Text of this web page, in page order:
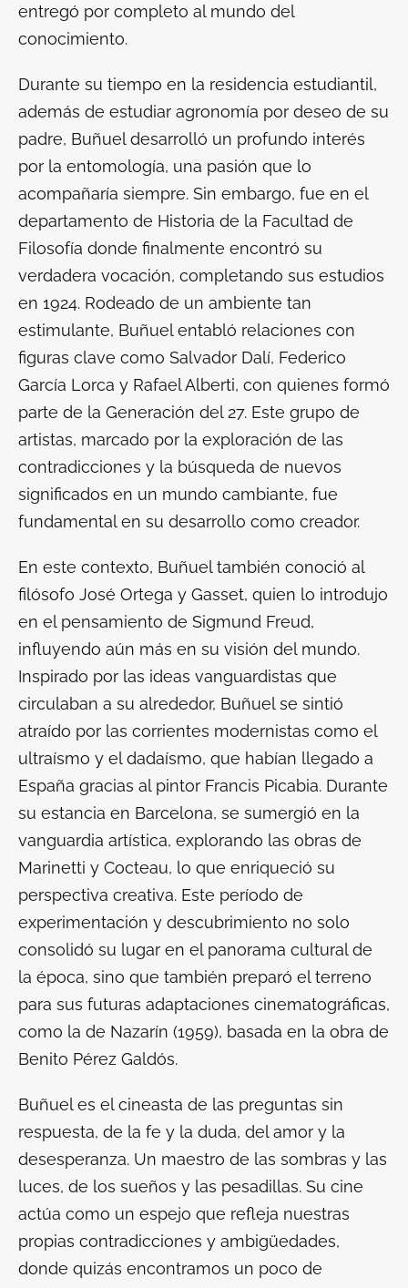
entregó por completo al mundo del
conocimiento.
Durante su tiempo en la residencia estudiantil,
además de estudiar agronomía por deseo de su
padre, Buñuel desarrolló un profundo interés
por la entomología, una pasión que lo
acompañaría siempre. Sin embargo, fue en el
departamento de Historia de la Facultad de
Filosofía donde finalmente encontró su
verdadera vocación, completando sus estudios
en 1924. Rodeado de un ambiente tan
estimulante, Buñuel entabló relaciones con
figuras clave como Salvador Dalí, Federico
García Lorca y Rafael Alberti, con quienes formó
parte de la Generación del 27. Este grupo de
artistas, marcado por la exploración de las
contradicciones y la búsqueda de nuevos
significados en un mundo cambiante, fue
fundamental en su desarrollo como creador.
En este contexto, Buñuel también conoció al
filósofo José Ortega y Gasset, quien lo introdujo
en el pensamiento de Sigmund Freud,
influyendo aún más en su visión del mundo.
Inspirado por las ideas vanguardistas que
circulaban a su alrededor, Buñuel se sintió
atraído por las corrientes modernistas como el
ultraísmo y el dadaísmo, que habían llegado a
España gracias al pintor Francis Picabia. Durante
su estancia en Barcelona, se sumergió en la
vanguardia artística, explorando las obras de
Marinetti y Cocteau, lo que enriqueció su
perspectiva creativa. Este período de
experimentación y descubrimiento no solo
consolidó su lugar en el panorama cultural de
la época, sino que también preparó el terreno
para sus futuras adaptaciones cinematográficas,
como la de Nazarín (1959), basada en la obra de
Benito Pérez Galdós.
Buñuel es el cineasta de las preguntas sin
respuesta, de la fe y la duda, del amor y la
desesperanza. Un maestro de las sombras y las
luces, de los sueños y las pesadillas. Su cine
actúa como un espejo que refleja nuestras
propias contradicciones y ambigüedades,
donde quizás encontramos un poco de